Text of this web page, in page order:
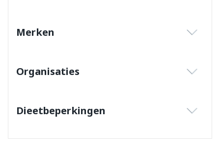
Merken
Organisaties
Dieetbeperkingen